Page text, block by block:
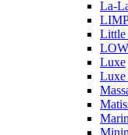
La-
Little
Luxe
Luxe